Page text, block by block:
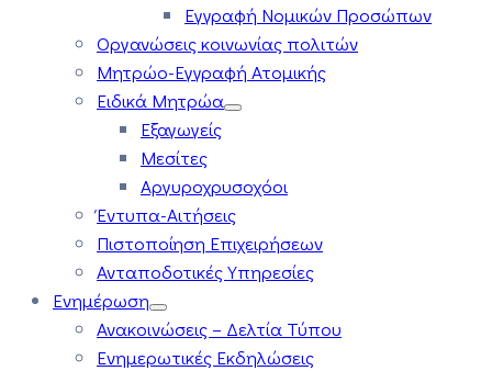
Εγγραφή Νομικών Προσώπων
Οργανώσεις κοινωνίας πολιτών
Μητρώο-Εγγραφή Ατομικής
Ειδικά Μητρώα
Εξαγωγείς
Μεσίτες
Αργυροχρυσοχόοι
Έντυπα-Αιτήσεις
Πιστοποίηση Επιχειρήσεων
Ανταποδοτικές Υπηρεσίες
Ενημέρωση
Ανακοινώσεις – Δελτία Τύπου
Ενημερωτικές Εκδηλώσεις